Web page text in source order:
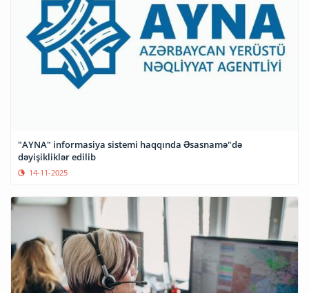
"AYNA" informasiya sistemi haqqında Əsasnamə"də
dəyişikliklər edilib
14-11-2025